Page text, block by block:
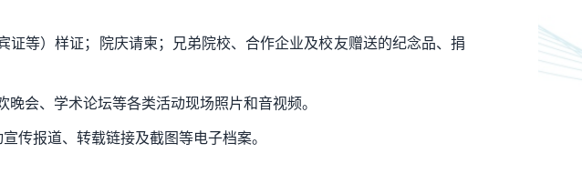
证等）样证；院庆请柬；兄弟院校、合作企业及校友赠送的纪念品、捐
会、学术论坛等各类活动现场照片和音视频。
传报道、转载链接及截图等电子档案。